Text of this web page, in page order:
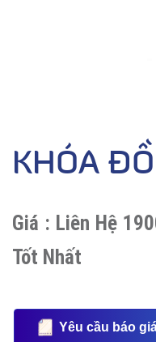
KHÓA
Giá : Liên Hệ
Tốt Nhất
Yêu cầu báo